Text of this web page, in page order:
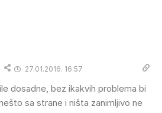
27.01.2016. 16:57
dosadne, bez ikakvih problema bi
sa strane i ništa zanimljivo ne